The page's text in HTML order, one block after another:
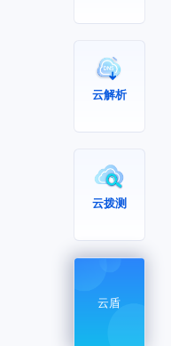
云解析
云拨测
云盾